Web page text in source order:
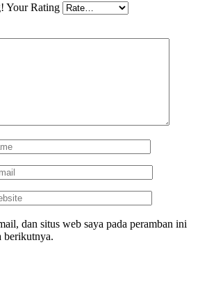
Your Rating
dan situs web saya pada peramban ini
berikutnya.